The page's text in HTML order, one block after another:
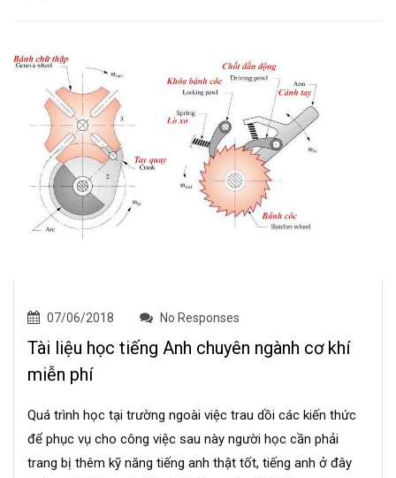
07/06/2018 No Responses
Tài liệu học tiếng Anh chuyên ngành cơ khí
miễn phí
Quá trình học tại trường ngoài việc trau dồi các kiến thức
để phục vụ cho công việc sau này người học cần phải
trang bị thêm kỹ năng tiếng anh thật tốt, tiếng anh ở đây